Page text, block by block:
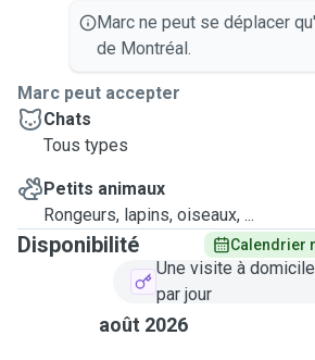
Marc ne peut se déplacer
de Montréal.
Marc peut accepter
Chats
Tous types
Petits animaux
Rongeurs, lapins, oiseaux, ...
Disponibilité Calendrier
Une visite à domicile
par jour
août 2026